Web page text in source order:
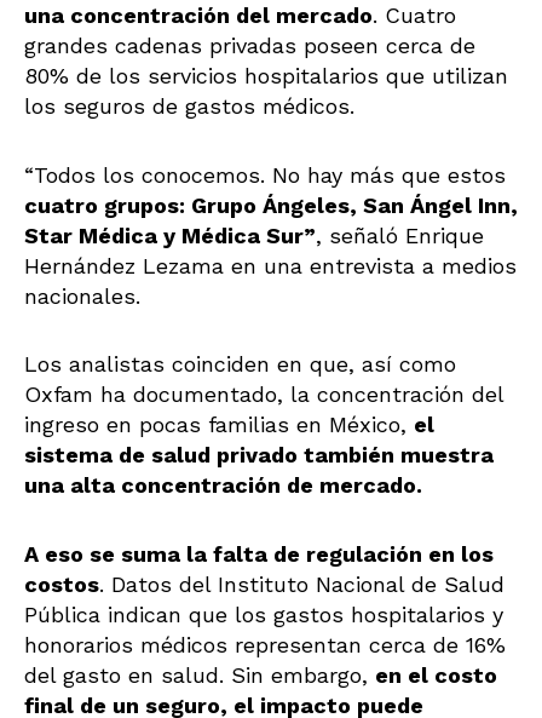
una concentración del mercado. Cuatro
grandes cadenas privadas poseen cerca de
80% de los servicios hospitalarios que utilizan
los seguros de gastos médicos.
“Todos los conocemos. No hay más que estos
cuatro grupos: Grupo Ángeles, San Ángel Inn,
Star Médica y Médica Sur”, señaló Enrique
Hernández Lezama en una entrevista a medios
nacionales.
Los analistas coinciden en que, así como
Oxfam ha documentado, la concentración del
ingreso en pocas familias en México, el
sistema de salud privado también muestra
una alta concentración de mercado.
A eso se suma la falta de regulación en los
costos. Datos del Instituto Nacional de Salud
Pública indican que los gastos hospitalarios y
honorarios médicos representan cerca de 16%
del gasto en salud. Sin embargo, en el costo
final de un seguro, el impacto puede